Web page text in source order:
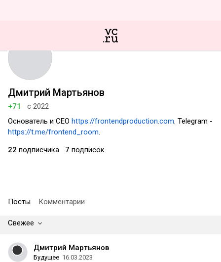
Дмитрий Мартьянов
+71
с 2022
Основатель и CEO https://frontendproduction.com. Telegram -
https://t.me/frontend_room.
22 подписчика 7 подписок
Посты Комментарии
Свежее
Дмитрий Мартьянов
Будущее 16.03.2023